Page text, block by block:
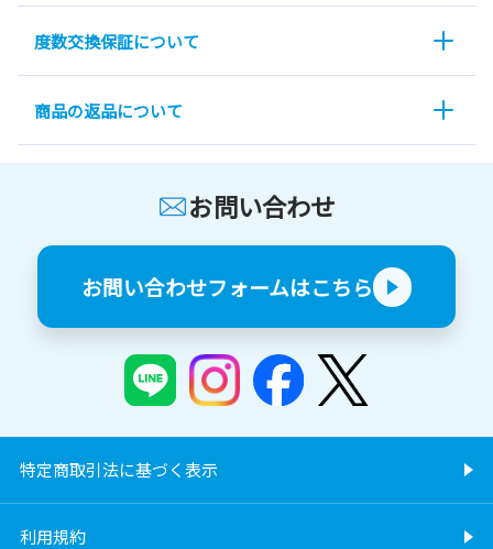
度数交換保証について
商品の返品について
お問い合わせ
お問い合わせフォームはこちら
特定商取引法に基づく表示
利用規約